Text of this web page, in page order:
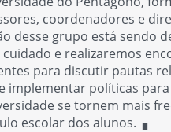
coordenadores e
desse grupo está sendo
e realizaremos
para discutir pautas
implementar políticas
se tornem mais
escolar dos alunos. ▖